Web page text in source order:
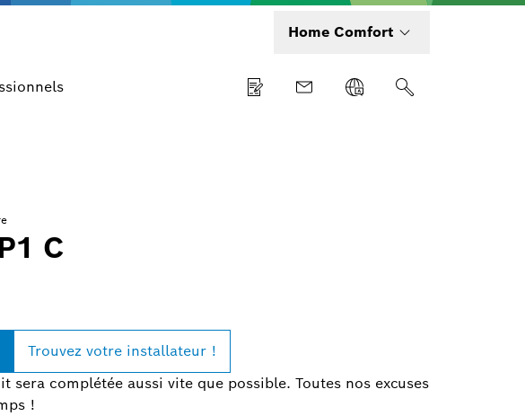
Home Comfort
C
Trouvez votre installateur !
sera complétée aussi vite que possible. Toutes nos excuses
!